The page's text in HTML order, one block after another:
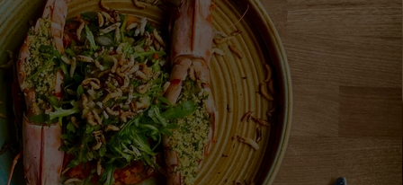
To jest
edytować
położenie
tło,
też ustawić